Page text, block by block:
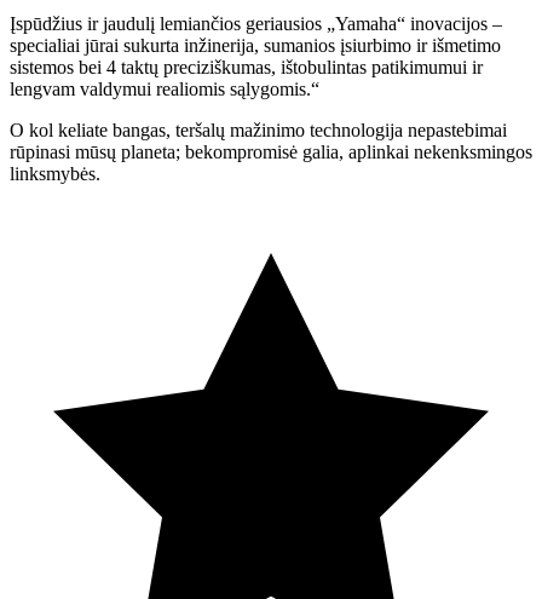
Įspūdžius ir jaudulį lemiančios geriausios „Yamaha“ inovacijos –
specialiai jūrai sukurta inžinerija, sumanios įsiurbimo ir išmetimo
sistemos bei 4 taktų preciziškumas, ištobulintas patikimumui ir
lengvam valdymui realiomis sąlygomis.“
O kol keliate bangas, teršalų mažinimo technologija nepastebimai
rūpinasi mūsų planeta; bekompromisė galia, aplinkai nekenksmingos
linksmybės.